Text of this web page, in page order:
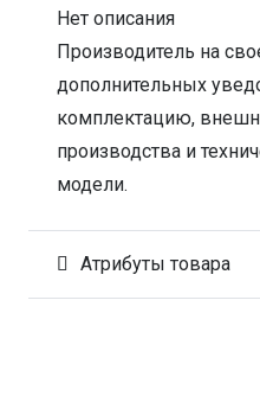
Нет описания
Производитель на
дополнительных
комплектацию,
производства и
модели.
Атрибуты товара